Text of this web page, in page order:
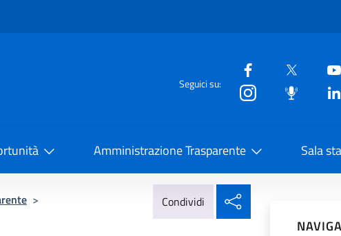
Seguici su:
Amministrazione Trasparente Sala
>
Condividi